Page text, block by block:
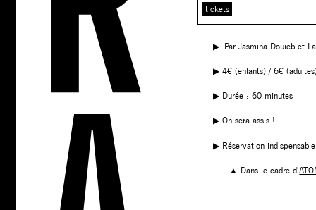
tickets
▶︎ Par Jasmina Douieb et
▶︎ 4€ (enfants) / 6€
▶︎ Durée : 60 minutes
▶︎ On sera assis !
▶︎ Réservation indispensable
▲ Dans le cadre d’